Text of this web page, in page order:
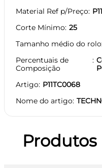
Material Ref p/Preço
Corte Mínimo 25
Tamanho médio do rolo
Percentuais de
Composição
Artigo P11TC0068
Nome do artigo